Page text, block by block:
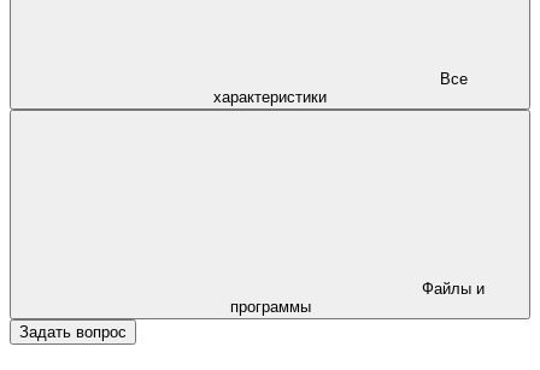
характеристики
программы
Задать вопрос